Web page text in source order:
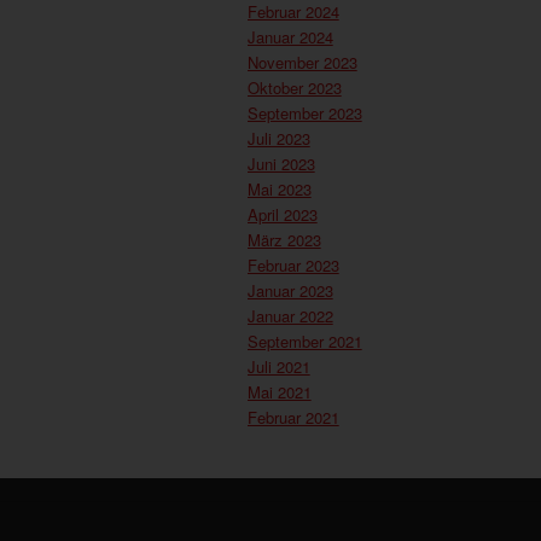
Februar 2024
Januar 2024
November 2023
Oktober 2023
September 2023
Juli 2023
Juni 2023
Mai 2023
April 2023
März 2023
Februar 2023
Januar 2023
Januar 2022
September 2021
Juli 2021
Mai 2021
Februar 2021